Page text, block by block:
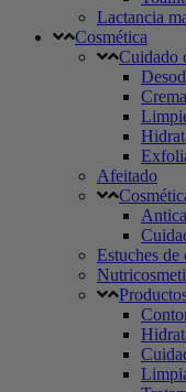
Lactancia
Cosmética
Cuidado
Afeitado
Estuches de